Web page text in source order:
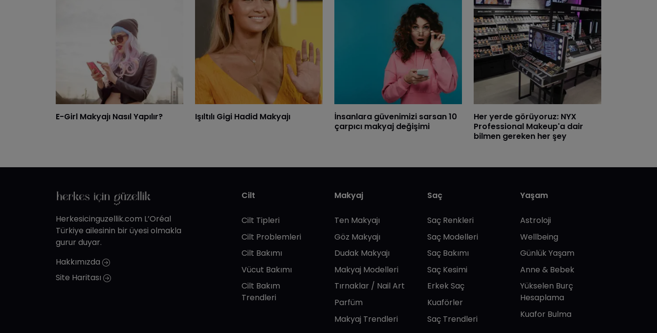
E-Girl Makyajı Nasıl Yapılır? Işıltılı Gigi Hadid Makyajı
İnsanlara güvenimizi sarsan 10
çarpıcı makyaj değişimi
Her yerde görüyoruz: NYX
Professional Makeup'a dair
bilmen gereken her şey
Herkesicinguzellik.com L’Oréal
Türkiye ailesinin bir üyesi olmakla
gurur duyar.
Hakkımızda
Site Haritası
Cilt
Cilt Tipleri
Cilt Problemleri
Cilt Bakımı
Vücut Bakımı
Cilt Bakım
Trendleri
Makyaj
Ten Makyajı
Göz Makyajı
Dudak Makyajı
Makyaj Modelleri
Tırnaklar / Nail Art
Parfüm
Makyaj Trendleri
Saç
Saç Renkleri
Saç Modelleri
Saç Bakımı
Saç Kesimi
Erkek Saç
Kuaförler
Saç Trendleri
Yaşam
Astroloji
Wellbeing
Günlük Yaşam
Anne & Bebek
Yükselen Burç
Hesaplama
Kuafor Bulma